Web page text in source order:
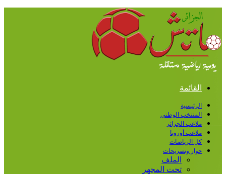
القائمة
الرئيسية
المنتخب الوطني
ملاعب الجزائر
ملاعب أوروبا
كل الرياضات
حوار وتصريحات
الملف
تحت المجهر